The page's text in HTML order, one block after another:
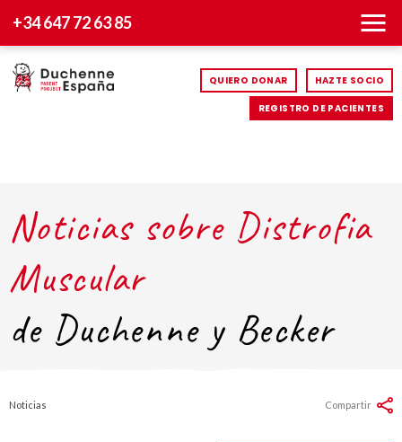
+34 647 72 63 85
QUIERO DONAR HAZTE SOCIO
REGISTRO DE PACIENTES
Noticias sobre Distrofia
Muscular
de Duchenne y Becker
Noticias Compartir